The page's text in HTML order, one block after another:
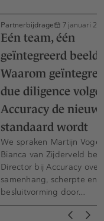
Partnerbijdrage 7 januari
Eén team, één
geïntegreerd beeld
Waarom
due diligence
Accuracy de
standaard wordt
We spraken Martijn
Bianca van Zijderveld
Director bij Accuracy over
samenhang, scherpte en
besluitvorming door…